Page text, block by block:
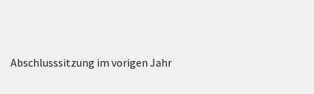
Tourismus
Abschlusssitzung im vorigen Jahr